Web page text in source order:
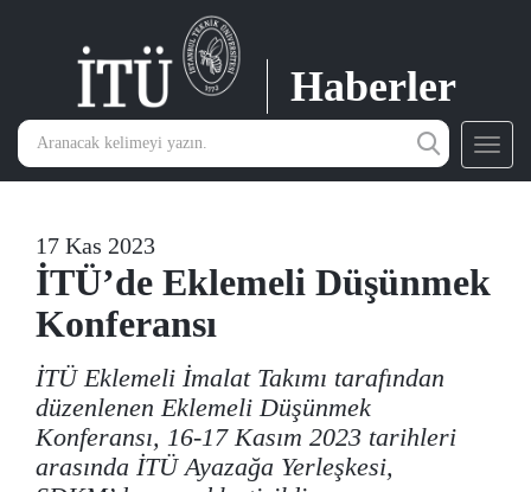
Haberler
17 Kas 2023
İTÜ’de Eklemeli Düşünmek
Konferansı
İTÜ Eklemeli İmalat Takımı tarafından
düzenlenen Eklemeli Düşünmek
Konferansı, 16-17 Kasım 2023 tarihleri
arasında İTÜ Ayazağa Yerleşkesi,